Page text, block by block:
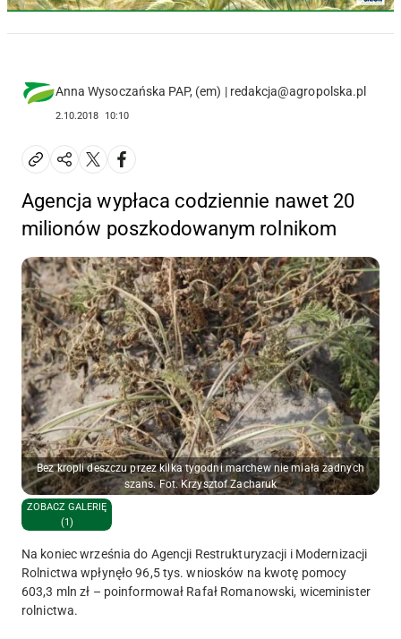
Anna Wysoczańska PAP, (em) | redakcja@agropolska.pl
2.10.2018 10:10
Agencja wypłaca codziennie nawet 20
milionów poszkodowanym rolnikom
Bez kropli deszczu przez kilka tygodni marchew nie miała żadnych
szans. Fot. Krzysztof Zacharuk
ZOBACZ GALERIĘ
(1)
Na koniec września do Agencji Restrukturyzacji i Modernizacji
Rolnictwa wpłynęło 96,5 tys. wniosków na kwotę pomocy
603,3 mln zł – poinformował Rafał Romanowski, wiceminister
rolnictwa.